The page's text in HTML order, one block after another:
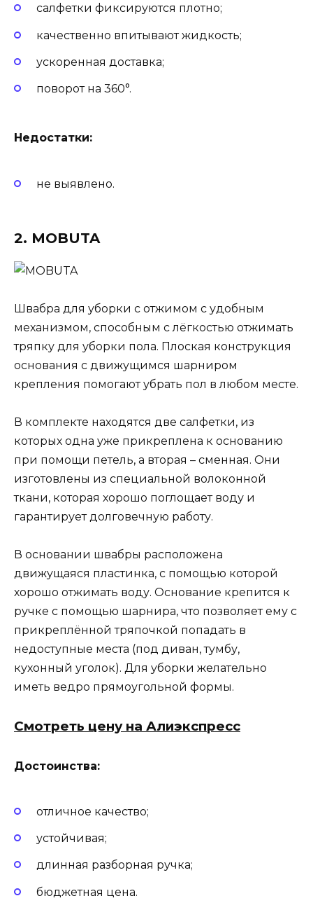
салфетки фиксируются плотно;
качественно впитывают жидкость;
ускоренная доставка;
поворот на 360°.
Недостатки:
не выявлено.
2. MOBUTA
Швабра для уборки с отжимом с удобным
механизмом, способным с лёгкостью отжимать
тряпку для уборки пола. Плоская конструкция
основания с движущимся шарниром
крепления помогают убрать пол в любом месте.
В комплекте находятся две салфетки, из
которых одна уже прикреплена к основанию
при помощи петель, а вторая – сменная. Они
изготовлены из специальной волоконной
ткани, которая хорошо поглощает воду и
гарантирует долговечную работу.
В основании швабры расположена
движущаяся пластинка, с помощью которой
хорошо отжимать воду. Основание крепится к
ручке с помощью шарнира, что позволяет ему с
прикреплённой тряпочкой попадать в
недоступные места (под диван, тумбу,
кухонный уголок). Для уборки желательно
иметь ведро прямоугольной формы.
Смотреть цену на Алиэкспресс
Достоинства:
отличное качество;
устойчивая;
длинная разборная ручка;
бюджетная цена.